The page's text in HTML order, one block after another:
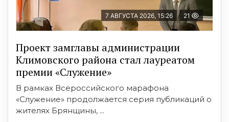
7 АВГУСТА 2026, 15:26 21
Проект замглавы администрации
Климовского района стал лауреатом
премии «Служение»
В рамках Всероссийского марафона
«Служение» продолжается серия публикаций о
жителях Брянщины, ...